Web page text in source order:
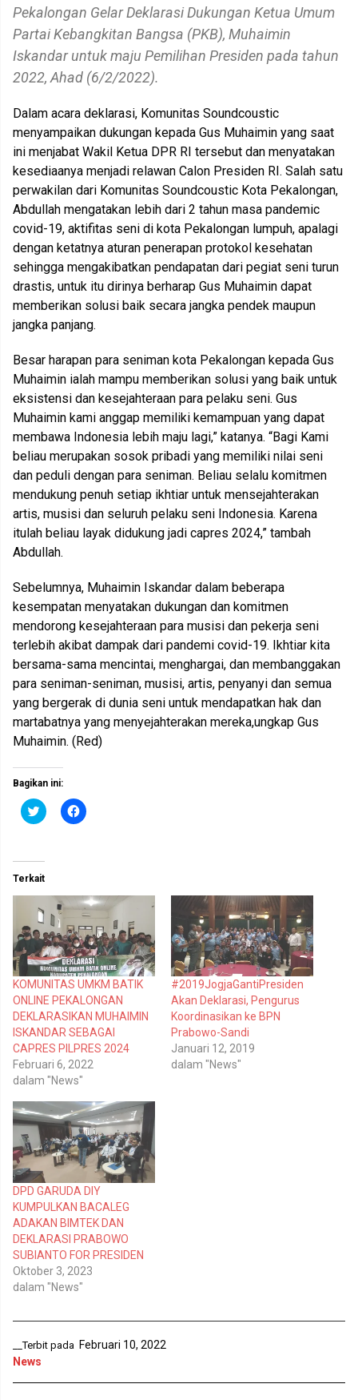
Pekalongan Gelar Deklarasi Dukungan Ketua Umum
Partai Kebangkitan Bangsa (PKB), Muhaimin
Iskandar untuk maju Pemilihan Presiden pada tahun
2022, Ahad (6/2/2022).
Dalam acara deklarasi, Komunitas Soundcoustic
menyampaikan dukungan kepada Gus Muhaimin yang saat
ini menjabat Wakil Ketua DPR RI tersebut dan menyatakan
kesediaanya menjadi relawan Calon Presiden RI. Salah satu
perwakilan dari Komunitas Soundcoustic Kota Pekalongan,
Abdullah mengatakan lebih dari 2 tahun masa pandemic
covid-19, aktifitas seni di kota Pekalongan lumpuh, apalagi
dengan ketatnya aturan penerapan protokol kesehatan
sehingga mengakibatkan pendapatan dari pegiat seni turun
drastis, untuk itu dirinya berharap Gus Muhaimin dapat
memberikan solusi baik secara jangka pendek maupun
jangka panjang.
Besar harapan para seniman kota Pekalongan kepada Gus
Muhaimin ialah mampu memberikan solusi yang baik untuk
eksistensi dan kesejahteraan para pelaku seni. Gus
Muhaimin kami anggap memiliki kemampuan yang dapat
membawa Indonesia lebih maju lagi,” katanya. “Bagi Kami
beliau merupakan sosok pribadi yang memiliki nilai seni
dan peduli dengan para seniman. Beliau selalu komitmen
mendukung penuh setiap ikhtiar untuk mensejahterakan
artis, musisi dan seluruh pelaku seni Indonesia. Karena
itulah beliau layak didukung jadi capres 2024,” tambah
Abdullah.
Sebelumnya, Muhaimin Iskandar dalam beberapa
kesempatan menyatakan dukungan dan komitmen
mendorong kesejahteraan para musisi dan pekerja seni
terlebih akibat dampak dari pandemi covid-19. Ikhtiar kita
bersama-sama mencintai, menghargai, dan membanggakan
para seniman-seniman, musisi, artis, penyanyi dan semua
yang bergerak di dunia seni untuk mendapatkan hak dan
martabatnya yang menyejahterakan mereka,ungkap Gus
Muhaimin. (Red)
Bagikan ini:
K
l
n
t
u
k
e
r
b
a
g
i
p
a
d
a
T
w
i
t
t
e
r
M
e
m
u
k
d
i
j
e
n
d
e
l
a
y
a
n
a
u
)
K
l
k
m
e
m
b
a
g
i
k
a
n
d
i
F
a
c
e
b
o
k
(
M
e
m
b
u
k
a
d
i
j
e
n
d
e
l
a
y
g
a
r
Terkait
KOMUNITAS UMKM BATIK
ONLINE PEKALONGAN
DEKLARASIKAN MUHAIMIN
ISKANDAR SEBAGAI
CAPRES PILPRES 2024
Februari 6, 2022
dalam "News"
#2019JogjaGantiPresiden
Akan Deklarasi, Pengurus
Koordinasikan ke BPN
Prabowo-Sandi
Januari 12, 2019
dalam "News"
DPD GARUDA DIY
KUMPULKAN BACALEG
ADAKAN BIMTEK DAN
DEKLARASI PRABOWO
SUBIANTO FOR PRESIDEN
Oktober 3, 2023
dalam "News"
__Terbit pada Februari 10, 2022
News